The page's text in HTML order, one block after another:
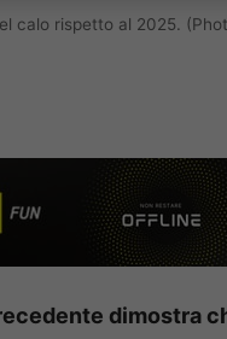
calo rispetto al 2025.
dimostra